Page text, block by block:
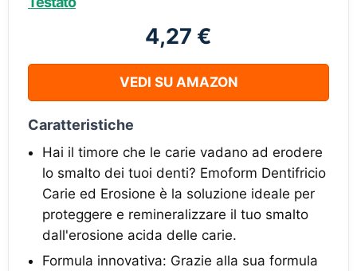
4,27 €
VEDI SU AMAZON
Caratteristiche
Hai il timore che le carie vadano ad erodere
lo smalto dei tuoi denti? Emoform Dentifricio
Carie ed Erosione è la soluzione ideale per
proteggere e remineralizzare il tuo smalto
dall'erosione acida delle carie.
Formula innovativa: Grazie alla sua formula